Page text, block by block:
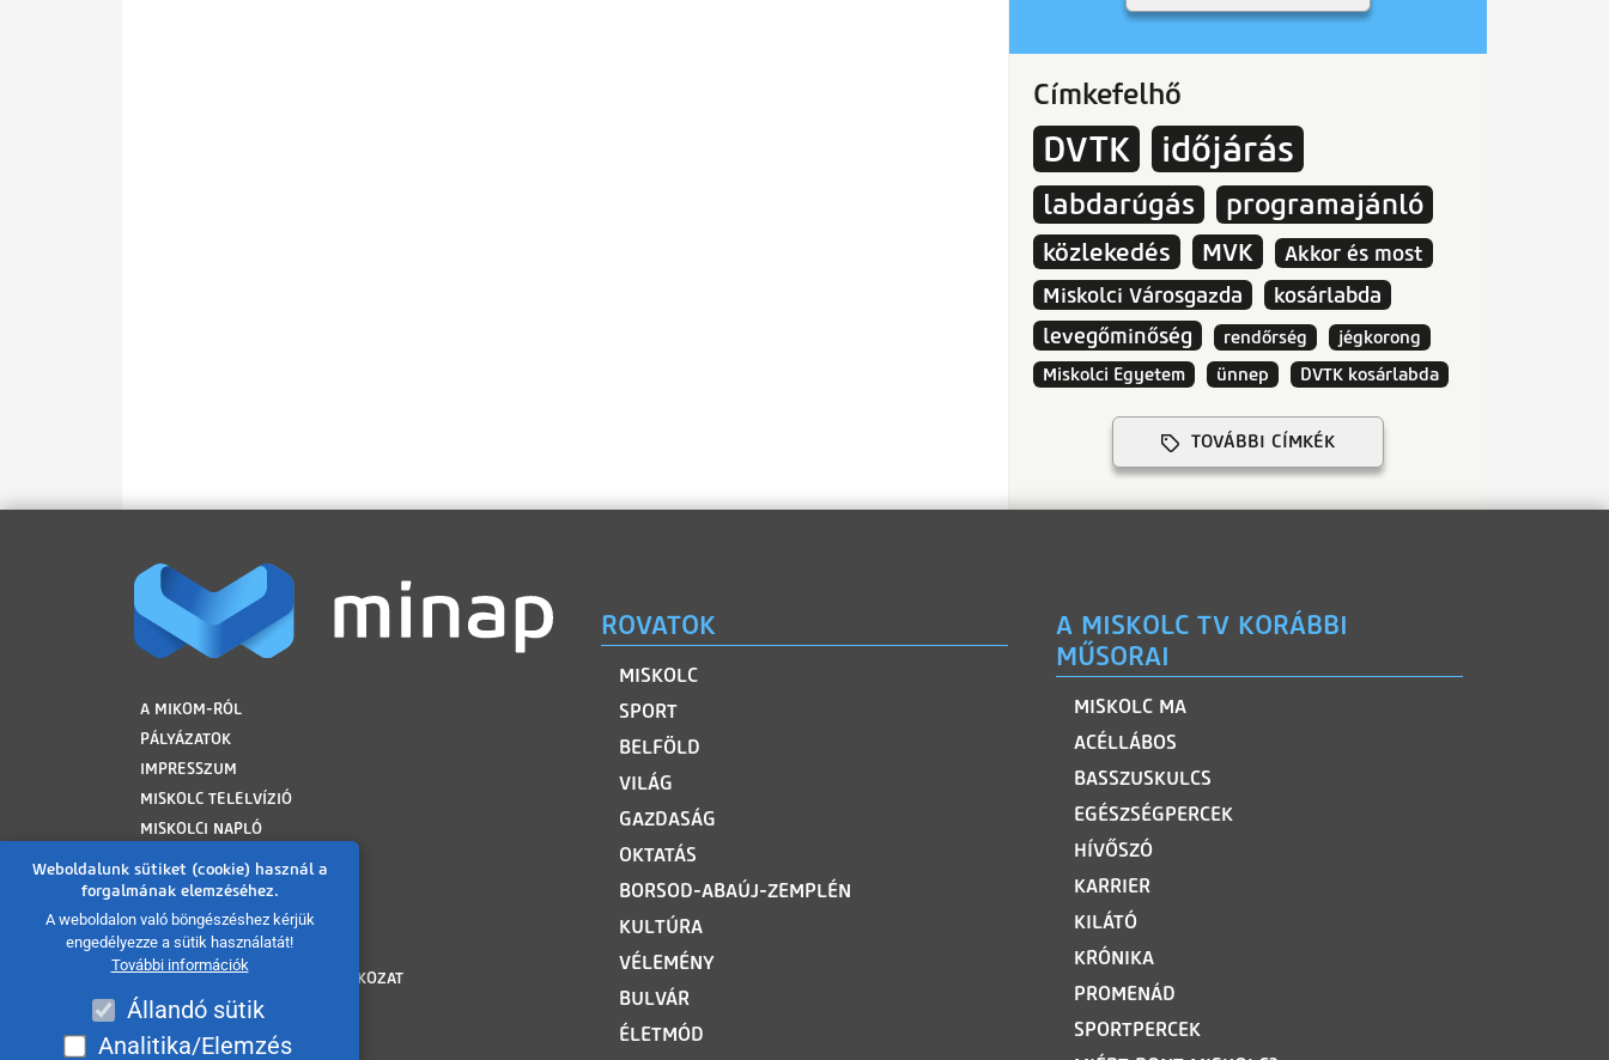
Weboldalunk sütiket (cookie) használ a
forgalmának elemzéséhez.
A weboldalon való böngészéshez kérjük
engedélyezze a sütik használatát!
További információk
Állandó sütik
Analitika/Elemzés
Címkefelhő
DVTK időjárás
labdarúgás programajánló
közlekedés MVK
Akkor és most
Miskolci Városgazda
kosárlabda
levegőminőség
rendőrség
jégkorong
Miskolci Egyetem
ünnep DVTK kosárlabda
TOVÁBBI CÍMKÉK
LÁBLÉC
A MIKOM-RÓL
PÁLYÁZATOK
IMPRESSZUM
MISKOLC TELELVÍZIÓ
MISKOLCI NAPLÓ
FELHASZNÁLÁSI FELTÉTELEK
ADATVÉDELMI TÁJÉKOZTATÓ
SÜTI TÁJÉKOZTATÓ
AKADÁLYMENTESÍTÉSI NYILATKOZAT
KÖZÉRDEKŰ ADATOK
KÖZADATKERESŐ
ROVATOK
MISKOLC
SPORT
BELFÖLD
VILÁG
GAZDASÁG
OKTATÁS
BORSOD-ABAÚJ-ZEMPLÉN
KULTÚRA
VÉLEMÉNY
BULVÁR
ÉLETMÓD
A MISKOLC TV KORÁBBI
MŰSORAI
MISKOLC MA
ACÉLLÁBOS
BASSZUSKULCS
EGÉSZSÉGPERCEK
HÍVŐSZÓ
KARRIER
KILÁTÓ
KRÓNIKA
PROMENÁD
SPORTPERCEK